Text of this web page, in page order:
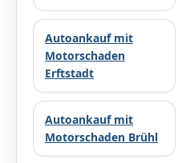
Autoankauf mit
Motorschaden
Erftstadt
Autoankauf mit
Motorschaden Brühl